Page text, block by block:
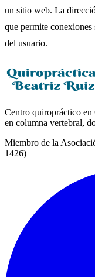
un sitio web. La
que permite
del usuario.
Centro quiropráctico en
en columna vertebral,
Miembro de la
1426)